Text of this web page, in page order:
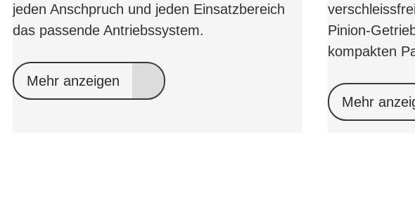
jeden Anschpruch und jeden Einsatzbereich
das passende Antriebssystem.
Mehr anzeigen
Pinion-
kompakten
Mehr